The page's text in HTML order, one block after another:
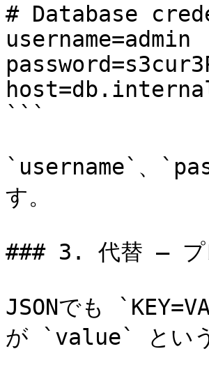
# Database
username=admin
```
`username`、
す。
### 3. 代替 — プ
JSONでも
が `value` という